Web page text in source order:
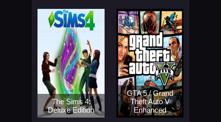
The Sims 4:
Deluxe Edition
GTA 5 / Grand
Theft Auto V
Enhanced